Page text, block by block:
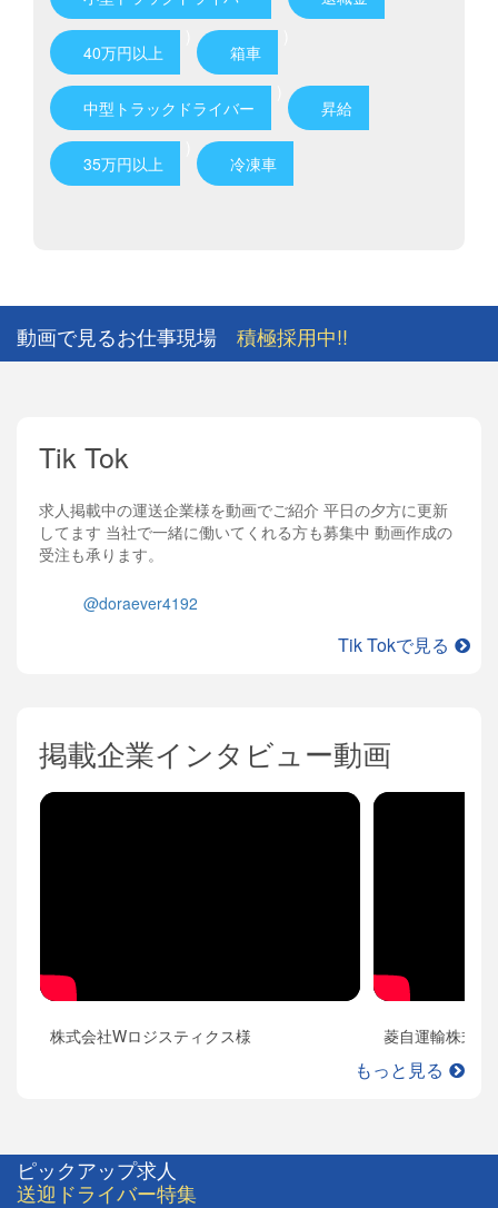
40万円以上 箱車
中型トラックドライバー 昇給
35万円以上 冷凍車
動画で見るお仕事現場 積極採用中!!
Tik Tok
求人掲載中の運送企業様を動画でご紹介 平日の夕方に更新
してます 当社で一緒に働いてくれる方も募集中 動画作成の
受注も承ります。
Tik Tokで見る
@doraever4192
掲載企業インタビュー動画
株式会社Wロジスティクス様 菱自運輸株式会
もっと見る
ピックアップ求人
送迎ドライバー特集